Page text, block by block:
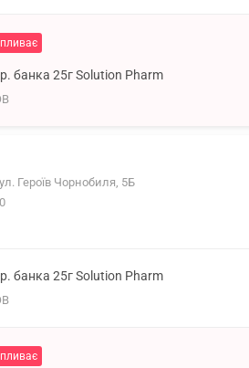
банка 25г Solution Pharm
Героїв Чорнобиля, 5Б
банка 25г Solution Pharm